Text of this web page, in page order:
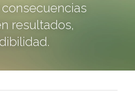
resultados,